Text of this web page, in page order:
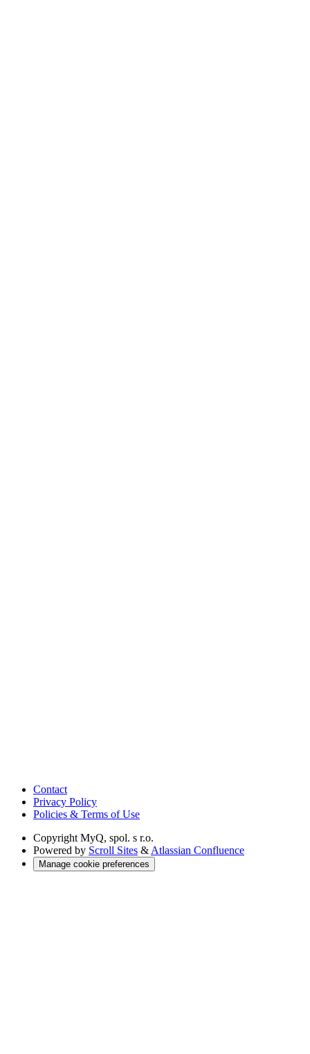
Contact
Privacy Policy
Policies & Terms of Use
Copyright MyQ, spol. s r.o.
Powered by Scroll Sites & Atlassian Confluence
Manage cookie preferences